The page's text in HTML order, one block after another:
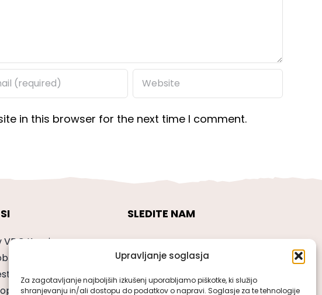
Upravljanje soglasja
Za zagotavljanje najboljših izkušenj uporabljamo piškotke, ki služijo
shranjevanju in/ali dostopu do podatkov o napravi. Soglasje za te tehnologije
in this browser for the next time I comment.
Kranj
SLEDITE NAM